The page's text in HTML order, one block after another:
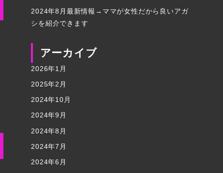
2024年8月最新情報→ママが女性だから良いアガ
シを紹介できます
アーカイブ
2026年1月
2025年2月
2024年10月
2024年9月
2024年8月
2024年7月
2024年6月